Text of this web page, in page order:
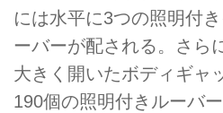
には水平に3つの照明付
ーバーが配される。さら
大きく開いたボディギャ
190個の照明付きルーバー